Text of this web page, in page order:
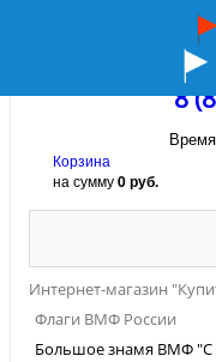
8
Корзина
на сумму0 руб.
Интернет-магазин
Флаги ВМФ России
Большое знамя ВМФ "С